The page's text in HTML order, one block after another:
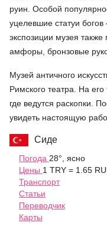
руин. Особой
уцелевшие статуи
экспозиции музея
амфоры, бронзовые
Музей античного
Римского театра. На
где ведутся раскопки.
увидеть настоящую
Сиде
Погода 28°, ясно
Цены 1 TRY = 1.65
Транспорт
Статьи
Переводчик
Карты